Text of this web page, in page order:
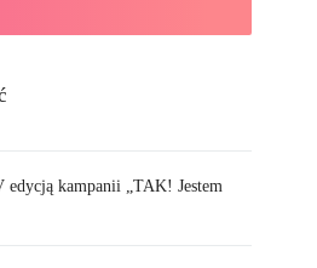
edycją kampanii „TAK! Jestem